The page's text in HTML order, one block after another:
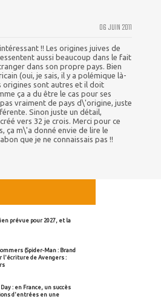
06 JUIN 2011
!! Les origines juives de
aussi beaucoup dans le fait
dans son propre pays. Bien
(oui, je sais, il y a polémique là-
origines sont autres et il doit
ça a du être le cas pour ses
vraiment de pays d\'origine, juste
Sinon juste un détail,
vers 32 je crois. Merci pour ce
ça m\'a donné envie de lire le
que je ne connaissais pas !!
prévue pour 2027, et la
(Spider-Man : Brand
l'écriture de Avengers :
: en France, un succès
d'entrées en une